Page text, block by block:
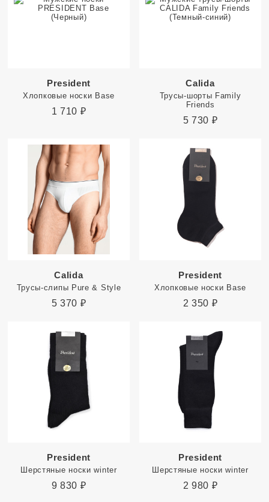
President
Хлопковые носки Base
1 710 ₽
Calida
Трусы-шорты Family
Friends
5 730 ₽
Calida
Трусы-слипы Pure & Style
5 370 ₽
President
Хлопковые носки Base
2 350 ₽
President
Шерстяные носки winter
9 830 ₽
President
Шерстяные носки winter
2 980 ₽